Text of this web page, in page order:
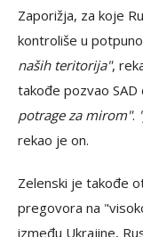
Zaporižja, za koje
kontroliše u
naših teritorija",
takođe pozvao SAD
potrage za mirom".
rekao je on.
Zelenski je takođe
pregovora na
između Ukrajine,